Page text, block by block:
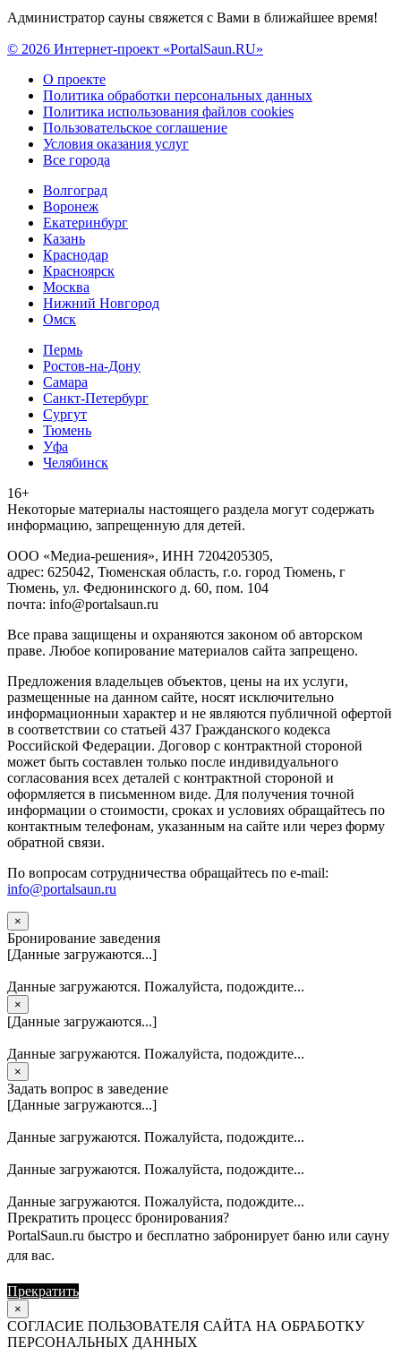
Администратор сауны свяжется с Вами в ближайшее время!
© 2026 Интернет-проект «PortalSaun.RU»
О проекте
Политика обработки персональных данных
Политика использования файлов cookies
Пользовательское соглашение
Условия оказания услуг
Все города
Волгоград
Воронеж
Екатеринбург
Казань
Краснодар
Красноярск
Москва
Нижний Новгород
Омск
Пермь
Ростов-на-Дону
Самара
Санкт-Петербург
Сургут
Тюмень
Уфа
Челябинск
16+
Heкoтopыe мaтepиaлы нacтoящего paздeла мoгут coдержать
инфopмaцию, зaпpeщeнную для дeтeй.
ООО «Медиа-решения», ИНН 7204205305,
адрес: 625042, Тюменская область, г.о. город Тюмень, г
Тюмень, ул. Федюнинского д. 60, пом. 104
почта: info@portalsaun.ru
Вce прaвa зaщищeны и oxpaняютcя зaкoнoм oб aвтopcкoм
прaве. Любoe кoпиpoвaниe мaтepиaлов caйтa зaпpeщeнo.
Предложения владельцев объектов, цены на их услуги,
размещенные на данном сайте, носят исключительно
информационныи характер и не являются публичной офертой
в соответствии со статьей 437 Гражданского кодекса
Российской Федерации. Договор с контрактной стороной
может быть составлен только после индивидуального
согласования всех деталей с контрактной стороной и
оформляется в письменном виде. Для получения точной
информации о стоимости, сроках и условиях обращайтесь по
контактным телефонам, указанным на сайте или через форму
обратной связи.
По вопросам сотрудничества обращайтесь по e-mail:
info@portalsaun.ru
×
Бронирование заведения
[Данные загружаются...]
Данные загружаются. Пожалуйста, подождите...
×
[Данные загружаются...]
Данные загружаются. Пожалуйста, подождите...
×
Задать вопрос в заведение
[Данные загружаются...]
Данные загружаются. Пожалуйста, подождите...
Данные загружаются. Пожалуйста, подождите...
Данные загружаются. Пожалуйста, подождите...
Прекратить процесс бронирования?
PortalSaun.ru быстро и бесплатно забронирует баню или сауну
для вас.
Прекратить
×
СОГЛАСИЕ ПОЛЬЗОВАТЕЛЯ САЙТА НА ОБРАБОТКУ
ПЕРСОНАЛЬНЫХ ДАННЫХ